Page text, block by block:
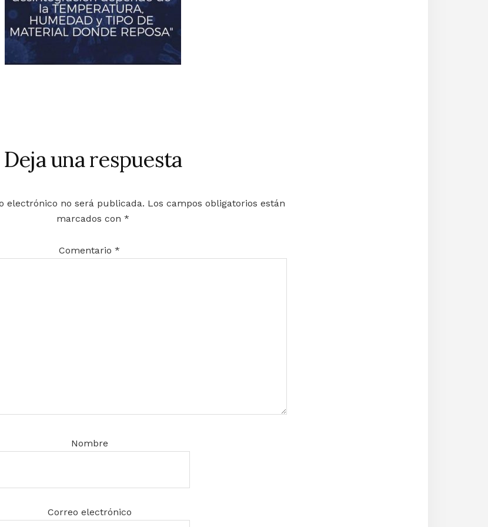
Deja una respuesta
electrónico no será publicada. Los campos obligatorios están
marcados con *
Comentario *
Nombre
Correo electrónico